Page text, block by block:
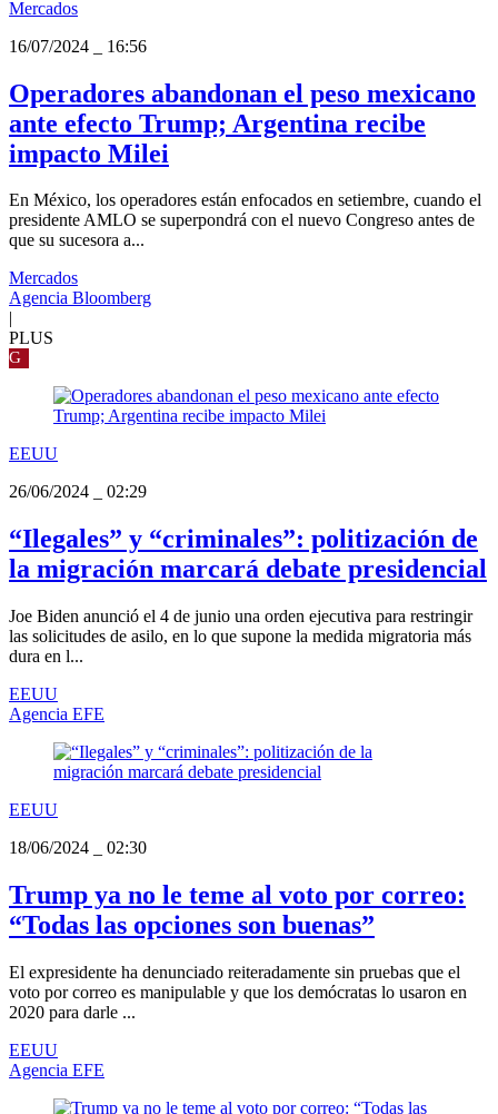
Mercados
16/07/2024
16:56
Operadores abandonan el peso mexicano
ante efecto Trump; Argentina recibe
impacto Milei
En México, los operadores están enfocados en setiembre, cuando el
presidente AMLO se superpondrá con el nuevo Congreso antes de
que su sucesora a...
Mercados
Agencia Bloomberg
PLUS
G
EEUU
26/06/2024
02:29
“Ilegales” y “criminales”: politización de
la migración marcará debate presidencial
Joe Biden anunció el 4 de junio una orden ejecutiva para restringir
las solicitudes de asilo, en lo que supone la medida migratoria más
dura en l...
EEUU
Agencia EFE
EEUU
18/06/2024
02:30
Trump ya no le teme al voto por correo:
“Todas las opciones son buenas”
El expresidente ha denunciado reiteradamente sin pruebas que el
voto por correo es manipulable y que los demócratas lo usaron en
2020 para darle ...
EEUU
Agencia EFE